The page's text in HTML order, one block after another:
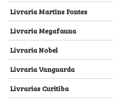
Livraria Martins Fontes
Livraria Megafauna
Livraria Nobel
Livraria Vanguarda
Livrarias Curitiba